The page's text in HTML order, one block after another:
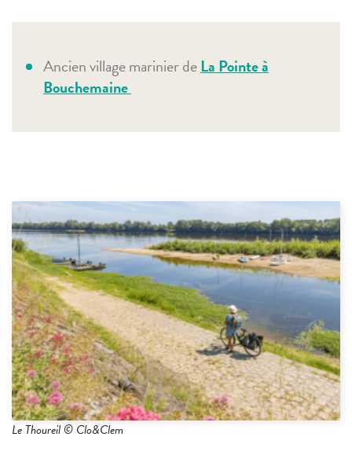
Ancien village marinier deLa Pointe à
Bouchemaine
Le Thoureil © Clo&Clem